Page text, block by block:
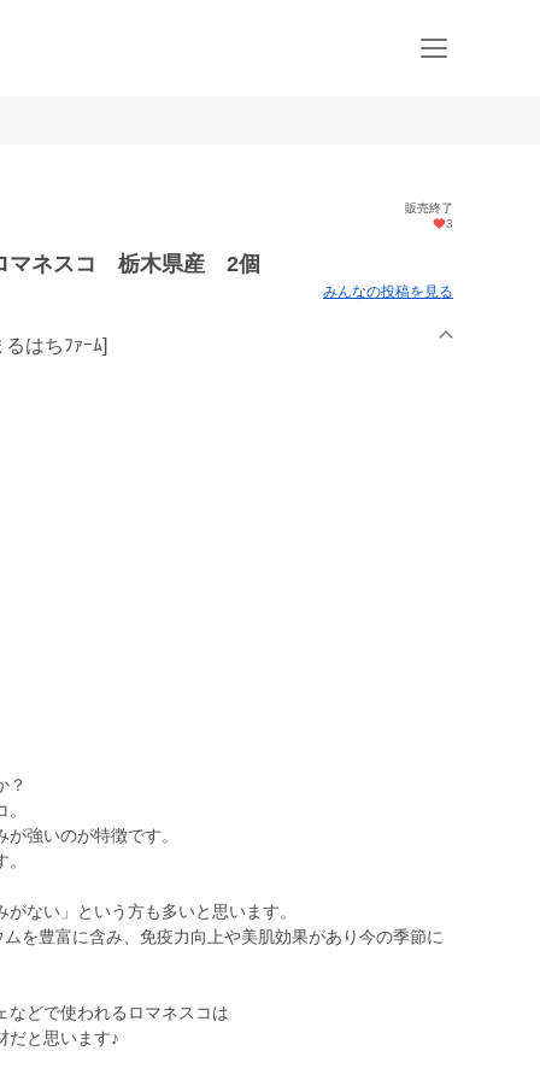
販売終了
3
マネスコ 栃木県産 2個
みんなの投稿を見る
はちﾌｧｰﾑ]
？
強いのが特徴です。
ない」という方も多いと思います。
を豊富に含み、免疫力向上や美肌効果があり今の季節に
などで使われるロマネスコは
だと思います♪